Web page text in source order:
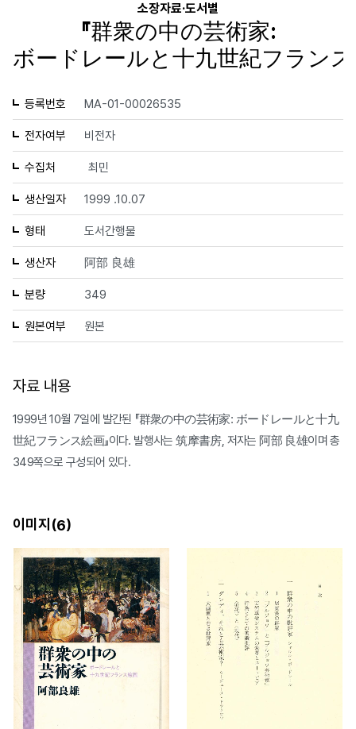
소장자료·도서별
『群衆の中の芸術家:
ボードレールと十九世紀フランス
등록번호 MA-01-00026535
전자여부 비전자
수집처 최민
생산일자 1999 .10.07
형태 도서간행물
생산자 阿部 良雄
분량 349
원본여부 원본
자료 내용
1999년 10월 7일에 발간된 『群衆の中の芸術家: ボードレールと十九
世紀フランス絵画』이다. 발행사는 筑摩書房, 저자는 阿部 良雄이며 총
349쪽으로 구성되어 있다.
이미지(6)